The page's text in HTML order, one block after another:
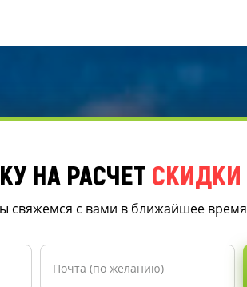
НА РАСЧЕТ СКИДКИ
свяжемся с вами в ближайшее время